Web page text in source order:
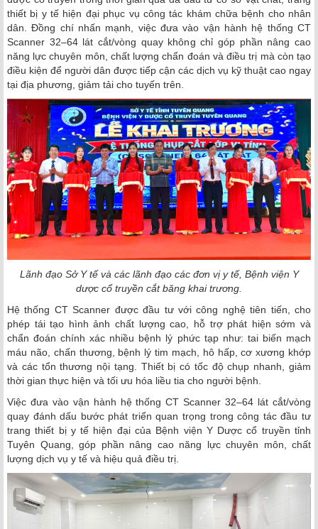
thiết bị y tế hiện đại phục vụ công tác khám chữa bệnh cho nhân
dân. Đồng chí nhấn mạnh, việc đưa vào vận hành hệ thống CT
Scanner 32–64 lát cắt/vòng quay không chỉ góp phần nâng cao
năng lực chuyên môn, chất lượng chẩn đoán và điều trị mà còn tạo
điều kiện để người dân được tiếp cận các dịch vụ kỹ thuật cao ngay
tại địa phương, giảm tải cho tuyến trên.
Lãnh đạo Sở Y tế và các lãnh đạo các đơn vị y tế, Bệnh viện Y
dược cổ truyền cắt băng khai trương.
Hệ thống CT Scanner được đầu tư với công nghệ tiên tiến, cho
phép tái tạo hình ảnh chất lượng cao, hỗ trợ phát hiện sớm và
chẩn đoán chính xác nhiều bệnh lý phức tạp như: tai biến mạch
máu não, chấn thương, bệnh lý tim mạch, hô hấp, cơ xương khớp
và các tổn thương nội tạng. Thiết bị có tốc độ chụp nhanh, giảm
thời gian thực hiện và tối ưu hóa liều tia cho người bệnh.
Việc đưa vào vận hành hệ thống CT Scanner 32–64 lát cắt/vòng
quay đánh dấu bước phát triển quan trọng trong công tác đầu tư
trang thiết bị y tế hiện đại của Bệnh viện Y Dược cổ truyền tỉnh
Tuyên Quang, góp phần nâng cao năng lực chuyên môn, chất
lượng dịch vụ y tế và hiệu quả điều trị.